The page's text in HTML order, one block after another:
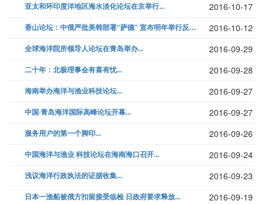
亚太和环印度洋地区海水淡化论坛在京举行... 2016-10-17
香山论坛：中俄严批美韩部署“萨德” 宣布明年举行反导联合演习... 2016-10-12
全球海洋院所领导人论坛在青岛举办... 2016-09-29
二十年：北极理事会有喜有忧... 2016-09-28
海南举办海洋与渔业科技论坛... 2016-09-27
中国·青岛海洋国际高峰论坛开幕... 2016-09-27
服务用户的第一个脚印... 2016-09-26
中国海洋与渔业 科技论坛在海南海口召开... 2016-09-24
浅议海洋行政执法的证据收集... 2016-09-23
日本一渔船被俄方扣留接受临检 日政府要求释放... 2016-09-19